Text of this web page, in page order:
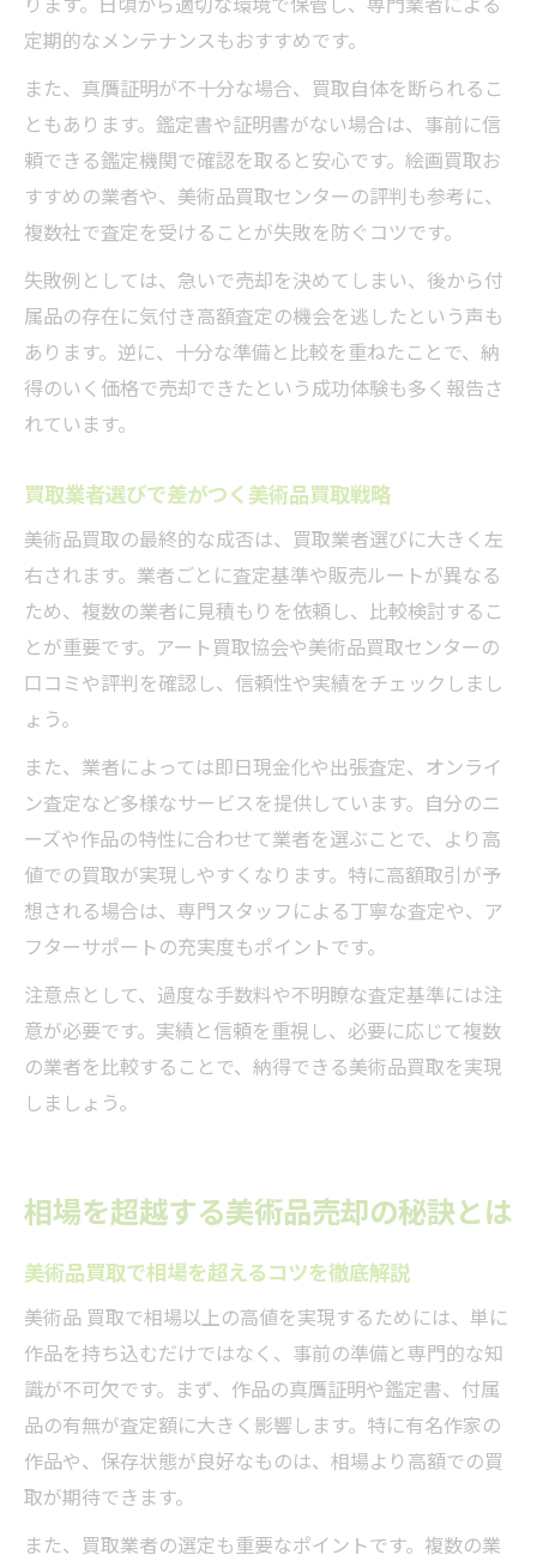
ります。日頃から適切な環境で保管し、専門業者による
定期的なメンテナンスもおすすめです。
また、真贋証明が不十分な場合、買取自体を断られるこ
ともあります。鑑定書や証明書がない場合は、事前に信
頼できる鑑定機関で確認を取ると安心です。絵画買取お
すすめの業者や、美術品買取センターの評判も参考に、
複数社で査定を受けることが失敗を防ぐコツです。
失敗例としては、急いで売却を決めてしまい、後から付
属品の存在に気付き高額査定の機会を逃したという声も
あります。逆に、十分な準備と比較を重ねたことで、納
得のいく価格で売却できたという成功体験も多く報告さ
れています。
買取業者選びで差がつく美術品買取戦略
美術品買取の最終的な成否は、買取業者選びに大きく左
右されます。業者ごとに査定基準や販売ルートが異なる
ため、複数の業者に見積もりを依頼し、比較検討するこ
とが重要です。アート買取協会や美術品買取センターの
口コミや評判を確認し、信頼性や実績をチェックしまし
ょう。
また、業者によっては即日現金化や出張査定、オンライ
ン査定など多様なサービスを提供しています。自分のニ
ーズや作品の特性に合わせて業者を選ぶことで、より高
値での買取が実現しやすくなります。特に高額取引が予
想される場合は、専門スタッフによる丁寧な査定や、ア
フターサポートの充実度もポイントです。
注意点として、過度な手数料や不明瞭な査定基準には注
意が必要です。実績と信頼を重視し、必要に応じて複数
の業者を比較することで、納得できる美術品買取を実現
しましょう。
相場を超越する美術品売却の秘訣とは
美術品買取で相場を超えるコツを徹底解説
美術品 買取で相場以上の高値を実現するためには、単に
作品を持ち込むだけではなく、事前の準備と専門的な知
識が不可欠です。まず、作品の真贋証明や鑑定書、付属
品の有無が査定額に大きく影響します。特に有名作家の
作品や、保存状態が良好なものは、相場より高額での買
取が期待できます。
また、買取業者の選定も重要なポイントです。複数の業